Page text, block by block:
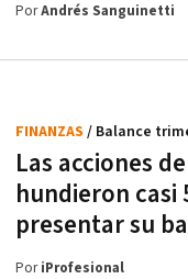
PorAndrés Sanguinetti
Las acciones
hundieron casi
presentar su
FINANZAS / Balance
PoriProfesional